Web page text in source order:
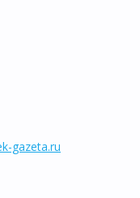
gazeta.ru